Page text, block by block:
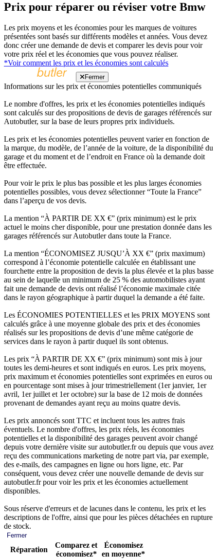
Prix pour réparer ou réviser votre Bmw
Les prix moyens et les économies pour les marques de voitures
présentées sont basés sur différents modèles et années. Vous devez
donc créer une demande de devis et comparer les devis pour voir
votre prix réel et les économies que vous pouvez réaliser.
*Voir comment les prix et les économies sont calculés
Fermer
Informations sur les prix et économies potentielles communiqués
Le nombre d'offres, les prix et les économies potentielles indiqués
sont calculés sur des propositions de devis de garages référencés sur
Autobutler, sur la base de leurs propres prix individuels.
Les prix et les économies potentielles peuvent varier en fonction de
la marque, du modèle, de l’année de la voiture, de la disponibilité du
garage et du moment et de l’endroit en France où la demande doit
être effectuée.
Pour voir le prix le plus bas possible et les plus larges économies
potentielles possibles, vous devez sélectionner “Toute la France”
dans l’aperçu de vos devis.
La mention “À PARTIR DE XX €” (prix minimum) est le prix
actuel le moins cher disponible, pour une prestation donnée dans les
garages référencés sur Autobutler dans toute la France.
La mention “ÉCONOMISEZ JUSQU’À XX €” (prix maximum)
correspond à l’économie potentielle calculée en établissant une
fourchette entre la proposition de devis la plus élevée et la plus basse
au sein de laquelle un minimum de 25 % des automobilistes ayant
fait une demande de devis ont réalisé l’économie maximale citée
dans le rayon géographique à partir duquel la demande a été faite.
Les ÉCONOMIES POTENTIELLES et les PRIX MOYENS sont
calculés grâce à une moyenne globale des prix et des économies
réalisés sur les propositions de devis d’une même catégorie de
services dans le rayon à partir duquel ils sont obtenus.
Les prix “À PARTIR DE XX €” (prix minimum) sont mis à jour
toutes les demi-heures et sont indiqués en euros. Les prix moyens,
prix maximum et économies potentielles sont exprimées en euros ou
en pourcentage sont mises à jour trimestriellement (1er janvier, 1er
avril, 1er juillet et 1er octobre) sur la base de 12 mois de données
provenant de demandes ayant reçu au moins quatre devis.
Les prix annoncés sont TTC et incluent tous les autres frais
éventuels. Le nombre d'offres, les prix réels, les économies
potentielles et la disponibilité des garages peuvent avoir changé
depuis votre dernière visite sur autobutler.fr ou depuis que vous avez
reçu des communications marketing de notre part via, par exemple,
des e-mails, des campagnes en ligne ou hors ligne, etc. Par
conséquent, vous devez créer une nouvelle demande de devis sur
autobutler.fr pour voir les prix et les économies actuellement
disponibles.
Sous réserve d'erreurs et de lacunes dans le contenu, les prix et les
descriptions de l'offre, ainsi que pour les pièces détachées en rupture
de stock.
Fermer
Réparation
Comparez et
économisez*
Économisez
en moyenne*